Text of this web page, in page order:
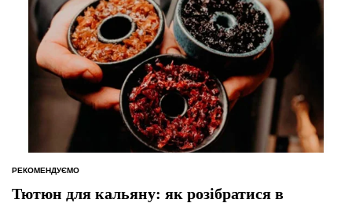
ОПУБЛІКУВАТИ
РЕКОМЕНДУЄМО
Тютюн для кальяну: як розібратися в